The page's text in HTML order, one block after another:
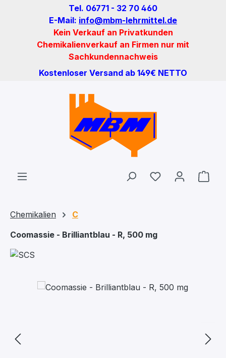
Zum Hauptinhalt springenTel. 06771 - 32 70 460
E-Mail: info@mbm-lehrmittel.de
Kein Verkauf an Privatkunden
Chemikalienverkauf an Firmen nur mit
Sachkundennachweis
Kostenloser Versand ab 149€ NETTO
Du hast 0
Chemikalien
C
Coomassie - Brilliantblau - R, 500 mg
Bildergalerie überspringen